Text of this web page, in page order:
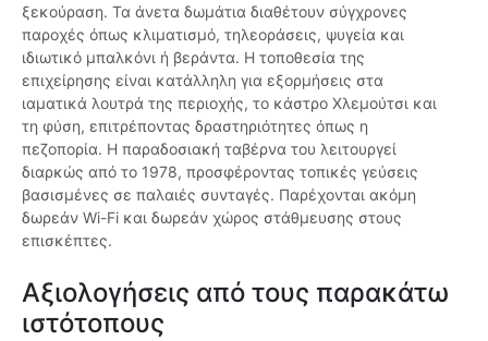
ξεκούραση. Τα άνετα δωμάτια διαθέτουν σύγχρονες
παροχές όπως κλιματισμό, τηλεοράσεις, ψυγεία και
ιδιωτικό μπαλκόνι ή βεράντα. Η τοποθεσία της
επιχείρησης είναι κατάλληλη για εξορμήσεις στα
ιαματικά λουτρά της περιοχής, το κάστρο Χλεμούτσι και
τη φύση, επιτρέποντας δραστηριότητες όπως η
πεζοπορία. Η παραδοσιακή ταβέρνα του λειτουργεί
διαρκώς από το 1978, προσφέροντας τοπικές γεύσεις
βασισμένες σε παλαιές συνταγές. Παρέχονται ακόμη
δωρεάν Wi-Fi και δωρεάν χώρος στάθμευσης στους
επισκέπτες.
Αξιολογήσεις από τους παρακάτω
ιστότοπους